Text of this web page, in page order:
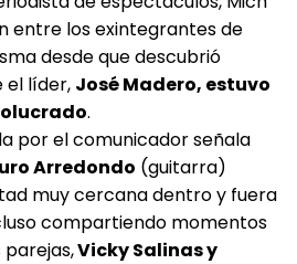
entre los exintegrantes de
desde que descubrió
el líder, José Madero, estuvo
.
por el comunicador señala
Arredondo (guitarra)
muy cercana dentro y fuera
compartiendo momentos
Vicky Salinas y